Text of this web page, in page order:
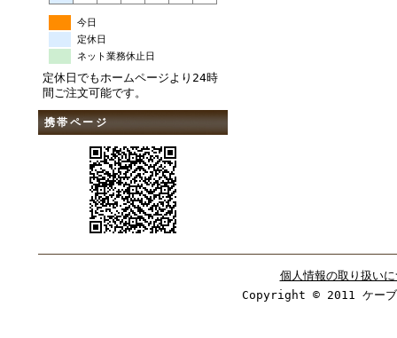
今日
定休日
ネット業務休止日
定休日でもホームページより24時
間ご注文可能です。
携帯ページ
個人情報の取り扱い
Copyright © 2011 ケーブ